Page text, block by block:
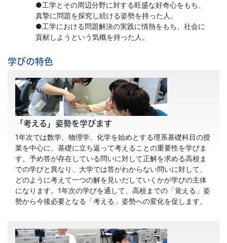
●工学とその周辺分野に対する旺盛な好奇心をもち、
真摯に問題を探究し続ける姿勢を持った人。
●工学における問題解決の実践に情熱をもち、社会に
貢献しようという気概を持った人。
学びの特色
「考える」姿勢を学びます
1年次では数学、物理学、化学を始めとする理系基礎科目の授
業を中心に、基礎に立ち返って考えることの重要性を学びま
す。予め答が存在している問いに対して正解を求める高校ま
での学びと異なり、大学では答がわからない問いに対して、
どのように考えて一つの解を見いだしていくかが学びの主体
になります。1年次の学びを通して、高校までの「覚える」姿
勢から今後必要となる「考える」姿勢への変化を促します。